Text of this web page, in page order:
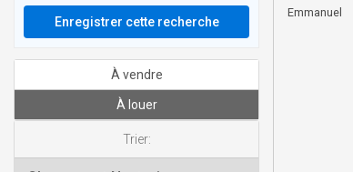
Emmanuel
Enregistrer cette recherche
À vendre
À louer
Trier: